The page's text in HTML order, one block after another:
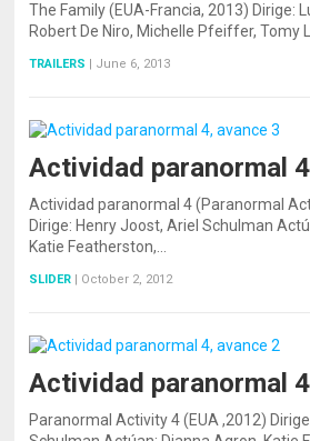
The Family (EUA-Francia, 2013) Dirige:
Robert De Niro, Michelle Pfeiffer, Tomy
TRAILERS | June 6, 2013
Actividad paranormal
Actividad paranormal 4 (Paranormal
Dirige: Henry Joost, Ariel Schulman
Katie Featherston,…
SLIDER | October 2, 2012
Actividad paranormal
Paranormal Activity 4 (EUA ,2012)